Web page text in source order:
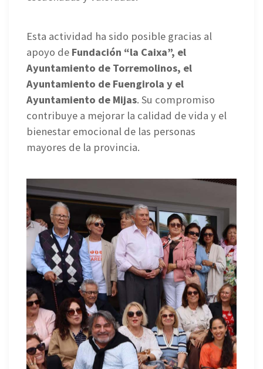
Esta actividad ha sido posible gracias al
apoyo de Fundación “la Caixa”, el
Ayuntamiento de Torremolinos, el
Ayuntamiento de Fuengirola y el
Ayuntamiento de Mijas. Su compromiso
contribuye a mejorar la calidad de vida y el
bienestar emocional de las personas
mayores de la provincia.